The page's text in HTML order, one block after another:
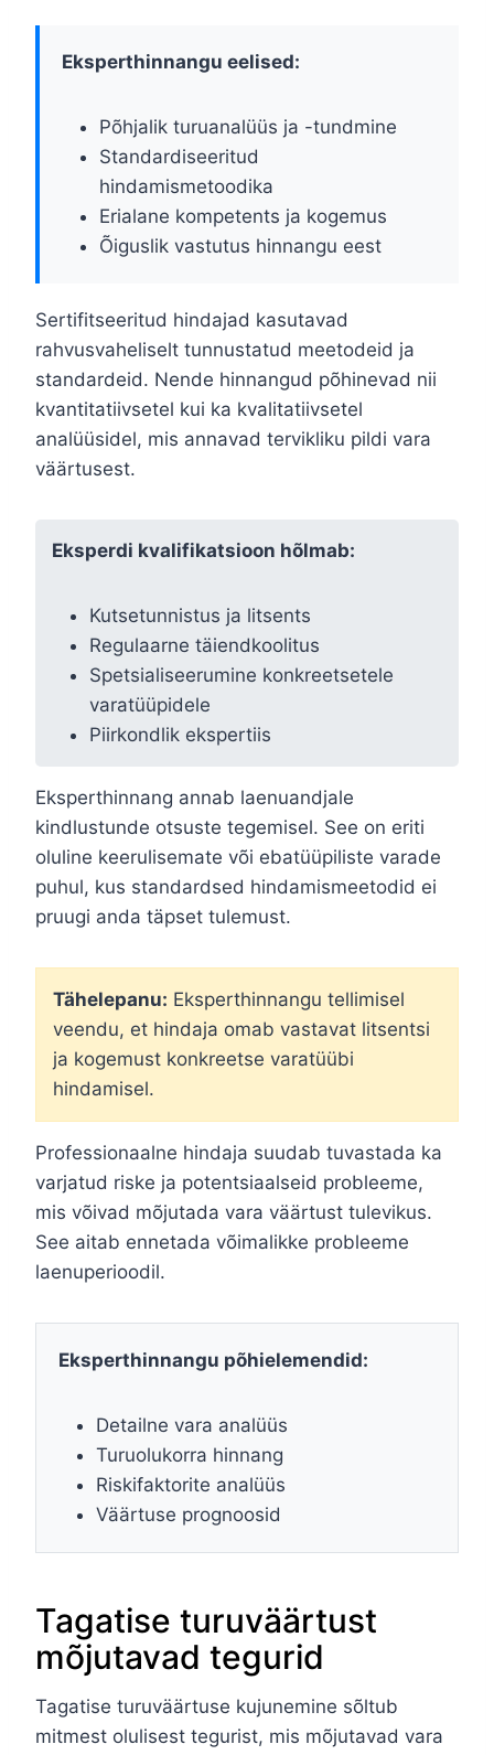
Eksperthinnangu eelised:
Põhjalik turuanalüüs ja -tundmine
Standardiseeritud
hindamismetoodika
Erialane kompetents ja kogemus
Õiguslik vastutus hinnangu eest
Sertifitseeritud hindajad kasutavad
rahvusvaheliselt tunnustatud meetodeid ja
standardeid. Nende hinnangud põhinevad nii
kvantitatiivsetel kui ka kvalitatiivsetel
analüüsidel, mis annavad tervikliku pildi vara
väärtusest.
Eksperdi kvalifikatsioon hõlmab:
Kutsetunnistus ja litsents
Regulaarne täiendkoolitus
Spetsialiseerumine konkreetsetele
varatüüpidele
Piirkondlik ekspertiis
Eksperthinnang annab laenuandjale
kindlustunde otsuste tegemisel. See on eriti
oluline keerulisemate või ebatüüpiliste varade
puhul, kus standardsed hindamismeetodid ei
pruugi anda täpset tulemust.
Tähelepanu: Eksperthinnangu tellimisel
veendu, et hindaja omab vastavat litsentsi
ja kogemust konkreetse varatüübi
hindamisel.
Professionaalne hindaja suudab tuvastada ka
varjatud riske ja potentsiaalseid probleeme,
mis võivad mõjutada vara väärtust tulevikus.
See aitab ennetada võimalikke probleeme
laenuperioodil.
Eksperthinnangu põhielemendid:
Detailne vara analüüs
Turuolukorra hinnang
Riskifaktorite analüüs
Väärtuse prognoosid
Tagatise turuväärtust
mõjutavad tegurid
Tagatise turuväärtuse kujunemine sõltub
mitmest olulisest tegurist, mis mõjutavad vara